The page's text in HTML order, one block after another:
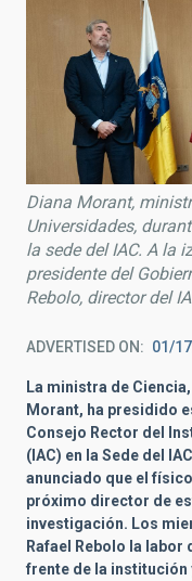
Diana Morant,
Universidades,
la sede del IAC. A la
presidente del
Rebolo, director del
ADVERTISED ON 01/
La ministra de
Morant, ha presidido
Consejo Rector del
(IAC) en la Sede del
anunciado que el
próximo director de
investigación. Los
Rafael Rebolo la labor
frente de la institución